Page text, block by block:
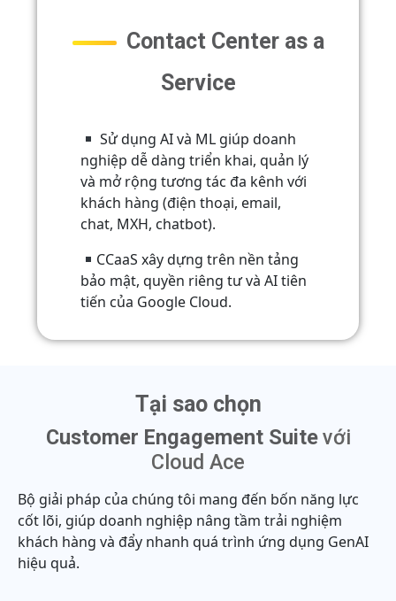
Contact Center as a
Service
Sử dụng AI và ML giúp doanh
nghiệp dễ dàng triển khai, quản lý
và mở rộng tương tác đa kênh với
khách hàng (điện thoại, email,
chat, MXH, chatbot).
CCaaS xây dựng trên nền tảng
bảo mật, quyền riêng tư và AI tiên
tiến của Google Cloud.
Tại sao chọn
Customer Engagement Suitevới
Cloud Ace
Bộ giải pháp của chúng tôi mang đến bốn năng lực
cốt lõi, giúp doanh nghiệp nâng tầm trải nghiệm
khách hàng và đẩy nhanh quá trình ứng dụng GenAI
hiệu quả.